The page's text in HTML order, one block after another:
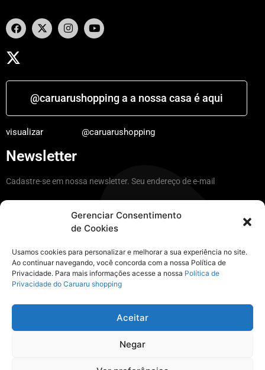
Gerenciar Consentimento
de Cookies
Usamos cookies para personalizar e melhorar a sua experiência no site.
Ao continuar navegando, você concorda com a nossa Política de
Privacidade. Para mais informações acesse a nossa Política de
Privacidade do Caruaru shopping
Aceitar
Negar
@caruarushopping a a nossa casa é aqui
visualizar @caruarushopping
Newsletter
Cadastre-se em nossa newsletter. Seu endereço de e-mail
Ficar por dentro
Instagram
@caruarushopping a nossa casa é aqui
@caruarushopping